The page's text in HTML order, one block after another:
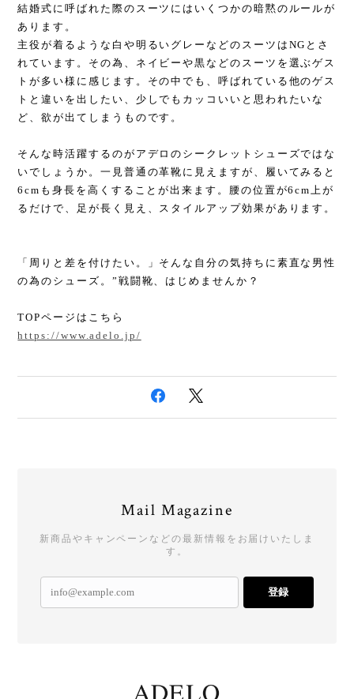
結婚式に呼ばれた際のスーツにはいくつかの暗黙のルールが
あります。
主役が着るような白や明るいグレーなどのスーツはNGとさ
れています。その為、ネイビーや黒などのスーツを選ぶゲス
トが多い様に感じます。その中でも、呼ばれている他のゲス
トと違いを出したい、少しでもカッコいいと思われたいな
ど、欲が出てしまうものです。
そんな時活躍するのがアデロのシークレットシューズではな
いでしょうか。一見普通の革靴に見えますが、履いてみると
6cmも身長を高くすることが出来ます。腰の位置が6cm上が
るだけで、足が長く見え、スタイルアップ効果があります。
「周りと差を付けたい。」そんな自分の気持ちに素直な男性
の為のシューズ。”戦闘靴、はじめませんか？
TOPページはこちら
https://www.adelo.jp/
Mail Magazine
新商品やキャンペーンなどの最新情報をお届けいたしま
す。
登録